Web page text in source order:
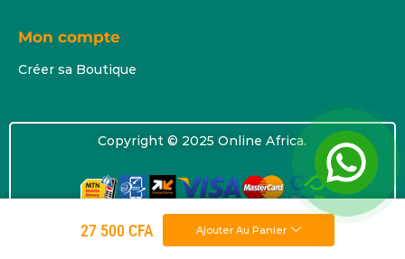
27 500 CFA Ajouter Au Panier
Mon compte
Créer sa Boutique
Copyright © 2025 Online Africa.